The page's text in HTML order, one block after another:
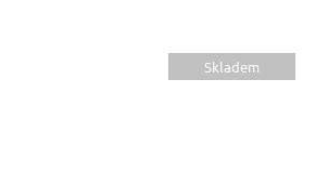
Skladem